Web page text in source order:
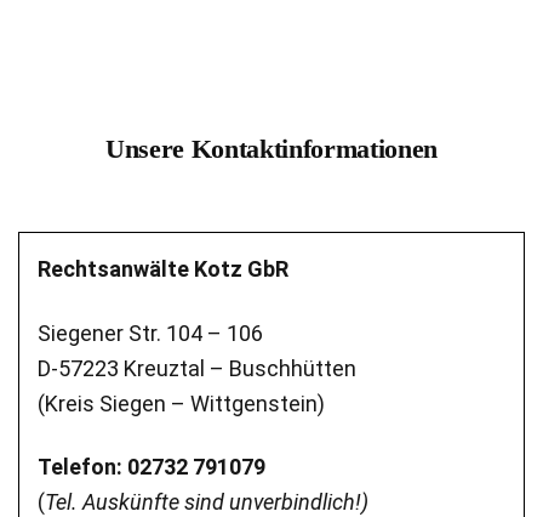
Unsere Kontaktinformationen
Rechtsanwälte Kotz GbR
Siegener Str. 104 – 106
D-57223 Kreuztal – Buschhütten
(Kreis Siegen – Wittgenstein)
Telefon: 02732 791079
(Tel. Auskünfte sind unverbindlich!)